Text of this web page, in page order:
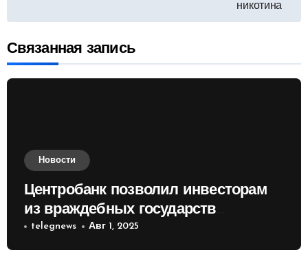
никотина
Связанная запись
Новости
Центробанк позволил инвесторам
из враждебных государств
приобретать валюту
telegnews Авг 1, 2025